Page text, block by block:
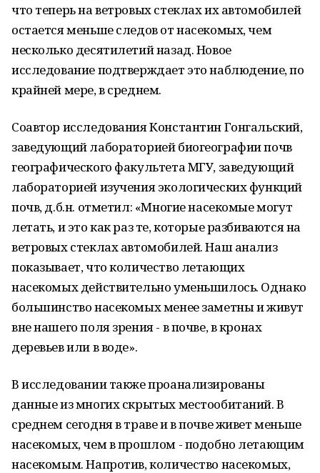
что теперь на ветровых стеклах их автомобилей
остается меньше следов от насекомых, чем
несколько десятилетий назад. Новое
исследование подтверждает это наблюдение, по
крайней мере, в среднем.
Соавтор исследования Константин Гонгальский,
заведующий лабораторией биогеографии почв
географического факультета МГУ, заведующий
лабораторией изучения экологических функций
почв, д.б.н. отметил: «Многие насекомые могут
летать, и это как раз те, которые разбиваются на
ветровых стеклах автомобилей. Наш анализ
показывает, что количество летающих
насекомых действительно уменьшилось. Однако
большинство насекомых менее заметны и живут
вне нашего поля зрения - в почве, в кронах
деревьев или в воде».
В исследовании также проанализированы
данные из многих скрытых местообитаний. В
среднем сегодня в траве и в почве живет меньше
насекомых, чем в прошлом - подобно летающим
насекомым. Напротив, количество насекомых,